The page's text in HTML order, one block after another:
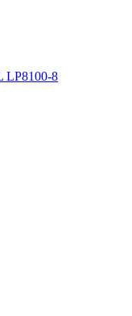
LP8100-8